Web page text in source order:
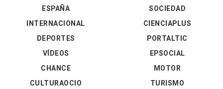
ESPAÑA
INTERNACIONAL
DEPORTES
VÍDEOS
SOCIEDAD
CIENCIAPLUS
PORTALTIC
EPSOCIAL
CHANCE
CULTURAOCIO
MOTOR
TURISMO